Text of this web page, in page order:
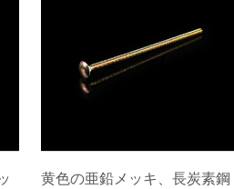
黄色の亜鉛メッキ、長炭素鋼